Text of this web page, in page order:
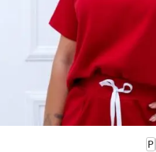
P